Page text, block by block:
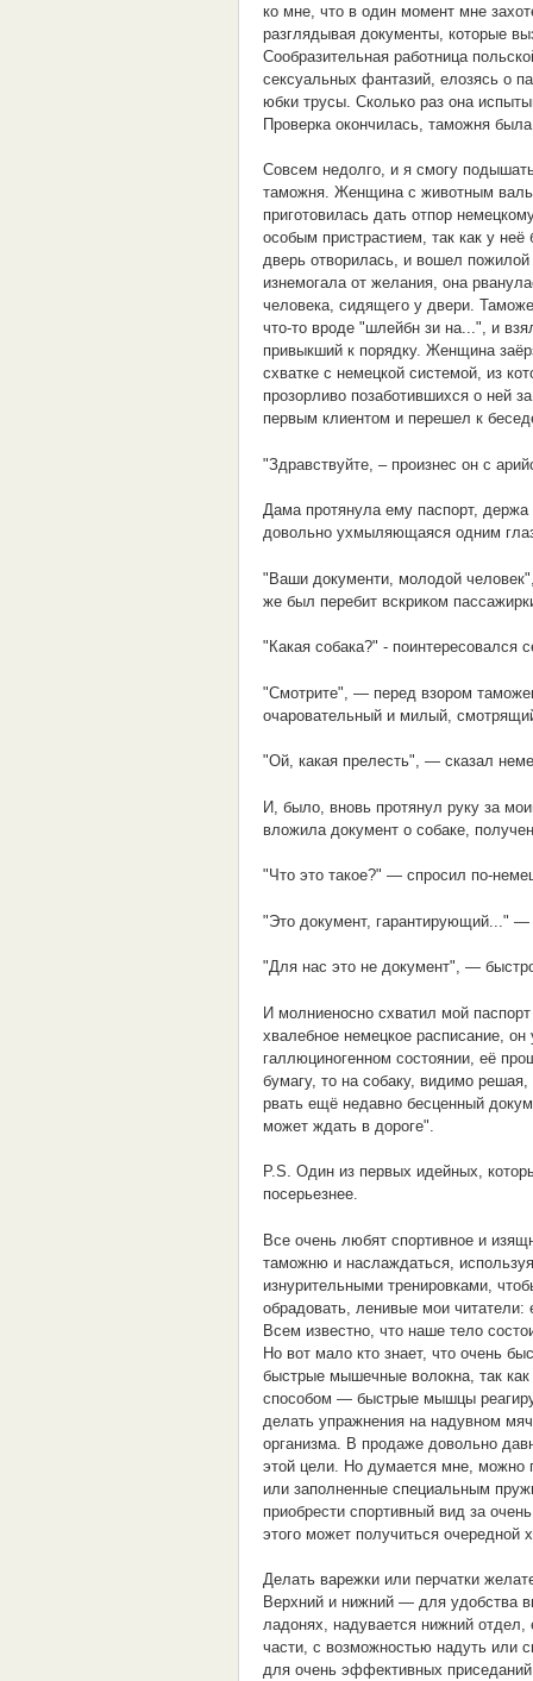
ко мне, что в один момент мне
разглядывая документы, которые
Сообразительная работница
сексуальных фантазий, елозясь о
юбки трусы. Сколько раз она
Проверка окончилась, таможня
Совсем недолго, и я смогу
таможня. Женщина с животным
приготовилась дать отпор
особым пристрастием, так как у
дверь отворилась, и вошел пожилой
изнемогала от желания, она
человека, сидящего у двери.
что-то вроде "шлейбн зи на...", и
привыкший к порядку. Женщина
схватке с немецкой системой, из
прозорливо позаботившихся о ней
первым клиентом и перешел к
"Здравствуйте, – произнес он с
Дама протянула ему паспорт, держа
довольно ухмыляющаяся одним
"Ваши документи, молодой
же был перебит вскриком
"Какая собака?" - поинтересовался
"Смотрите", — перед взором
очаровательный и милый,
"Ой, какая прелесть", — сказал
И, было, вновь протянул руку за
вложила документ о собаке,
"Что это такое?" — спросил по-
"Это документ, гарантирующий..."
"Для нас это не документ", —
И молниеносно схватил мой
хвалебное немецкое расписание,
галлюциногенном состоянии, её
бумагу, то на собаку, видимо
рвать ещё недавно бесценный
может ждать в дороге".
P.S. Один из первых идейных,
посерьезнее.
Все очень любят спортивное и
таможню и наслаждаться,
изнурительными тренировками,
обрадовать, ленивые мои читатели:
Всем известно, что наше тело
Но вот мало кто знает, что очень
быстрые мышечные волокна, так
способом — быстрые мышцы
делать упражнения на надувном
организма. В продаже довольно
этой цели. Но думается мне,
или заполненные специальным
приобрести спортивный вид за
этого может получиться очередной
Делать варежки или перчатки
Верхний и нижний — для удобства
ладонях, надувается нижний
части, с возможностью надуть или
для очень эффективных